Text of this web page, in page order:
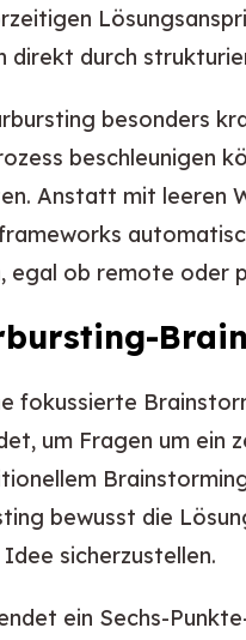
direkt durch
besonders
beschleunigen
Anstatt mit leeren
egal ob remote oder
fokussierte
um Fragen um ein
bewusst die
sicherzustellen.
ein Sechs-